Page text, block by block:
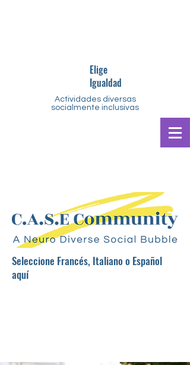
Elige
Igualdad
Actividades diversas
socialmente inclusivas
Seleccione Francés, Italiano o Español
aquí